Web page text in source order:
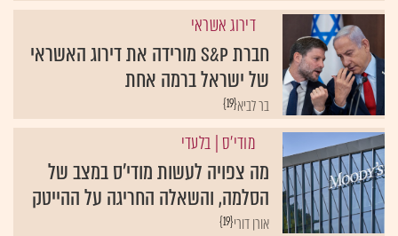
דירוג אשראי
חברת S&P מורידה את דירוג האשראי
של ישראל ברמה אחת
{19}בר לביא
מודי'ס | בלעדי
מה צפויה לעשות מודי'ס במצב של
הסלמה, והשאלה החריגה על ההייטק
{19}אורן דורי